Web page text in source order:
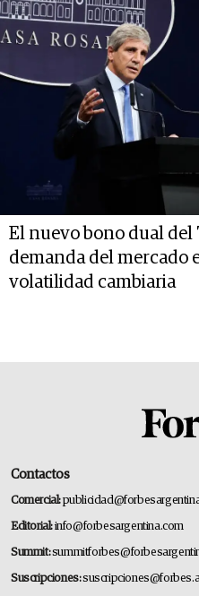
El nuevo bono dual del
demanda del mercado
volatilidad cambiaria
Contactos
Comercial:
Editorial:info@forbesargentina.com
Summit:
Suscripciones: